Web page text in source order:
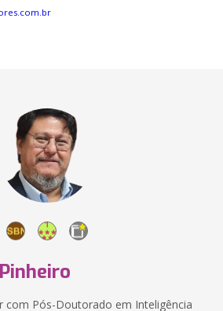
com Pós-Doutorado em Inteligência